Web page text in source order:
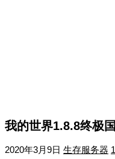
我的世界1.8.8终极
2020年3月9日 生存服务器